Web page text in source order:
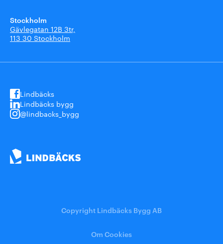
Stockholm
Gävlegatan 12B 3tr,
113 30 Stockholm
Lindbäcks
Lindbäcks bygg
@lindbacks_bygg
Copyright Lindbäcks Bygg AB
Om Cookies